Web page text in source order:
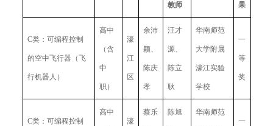
教师 果
C类：可编程控制
的空中飞行器（飞
行机器人）
高中
（含
中
职）
濠
江
区
余沛
颖、
陈庆
孝
汪才
源、
陈立
耿
华南师范
大学附属
濠江实验
学校
一
等
奖
C类：可编程控制
高中
濠
蔡乐 陈旭 华南师范
一